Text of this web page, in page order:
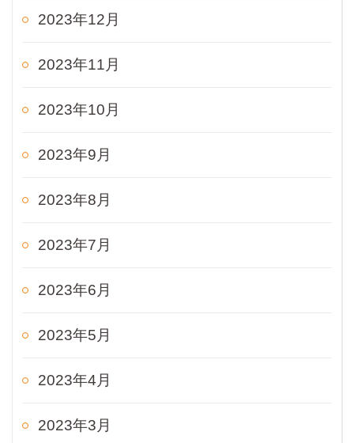
2023年12月
2023年11月
2023年10月
2023年9月
2023年8月
2023年7月
2023年6月
2023年5月
2023年4月
2023年3月